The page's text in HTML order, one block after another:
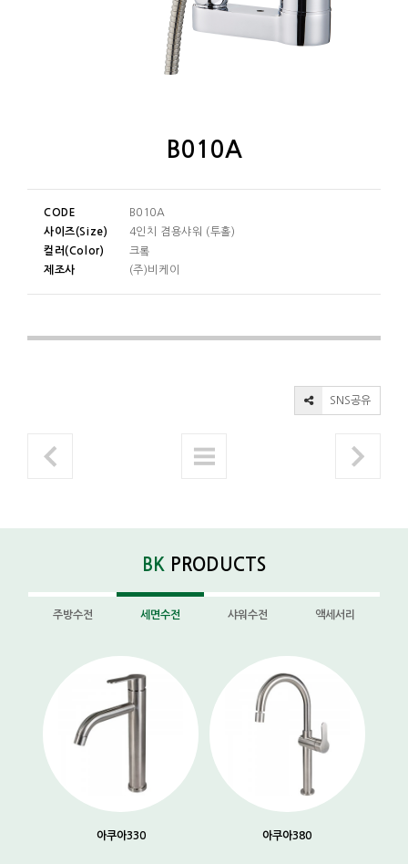
B010A
CODE
B010A
사이즈(Size)
4인치 겸용샤워 (투홀)
컬러(Color)
크롴
제조사
(주)비케이
SNS공유
BK PRODUCTS
주방수전 세면수전 샤워수전 액세서리
아쿠아330 아쿠아380